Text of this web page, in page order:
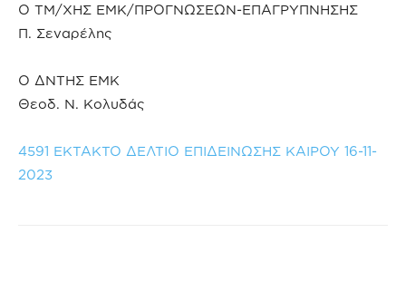
Ο ΤΜ/ΧΗΣ ΕΜΚ/ΠΡΟΓΝΩΣΕΩΝ-ΕΠΑΓΡΥΠΝΗΣΗΣ
Π. Σεναρέλης
Ο ΔΝΤΗΣ ΕΜΚ
Θεοδ. Ν. Κολυδάς
4591 ΕΚΤΑΚΤΟ ΔΕΛΤΙΟ ΕΠΙΔΕΙΝΩΣΗΣ ΚΑΙΡΟΥ 16-11-
2023